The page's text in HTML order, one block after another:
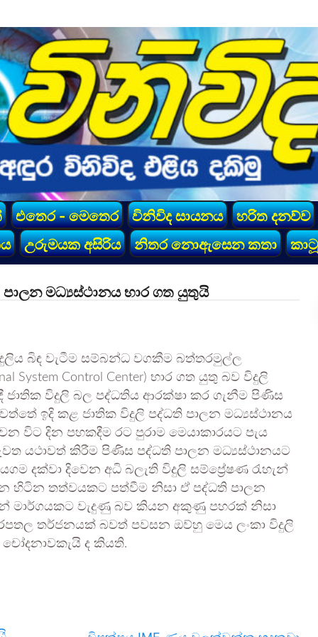
එතෙර - මෙතෙර විනිවිද සායනය හරිත දනව්ව
උරුමයක අසිරිය නිතර නොඇසෙන කතා
මධ්‍යස්ථානය භාර ගත යුතුයි
බිඳ වැටීම සම්බන්ධ වගකීම බත්තරමුල්ල
Control Center) භාර ගත යුතු බව විදුලි
ජාතික විදුලි බල පද්ධතිය ආරක්ෂා කර ගැනීම පිණිස
ඉදි කළ ජාතික විදුලි පද්ධති පාලන මධ්‍යස්ථානය
දින පහකදීම රට පුරාම මෙයාකාරයට පැය
යථාවත් කිරීම පිණිස පද්ධති පාලන මධ්‍යස්ථානයට
දක්වා දිවෙන අධි බලැති විදුලි සම්ප්‍රේෂණ රැහැන්
හිටින තත්වයකට පත්වීම නිසා ඒ පද්ධති පාලන
මාර්ගයකට වැදුණු බව කියන අකුණු පහරක් නිසා
තර්ජනයක් බවත් පවසන ඔව්හු මෙය ලංකා විදුලි
ද කියති.